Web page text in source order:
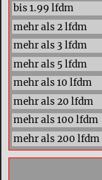
bis 1.99 lfdm
mehr als 2 lfdm
mehr als 3 lfdm
mehr als 5 lfdm
mehr als 10 lfdm
mehr als 20 lfdm
mehr als 100 lfdm
mehr als 200 lfdm